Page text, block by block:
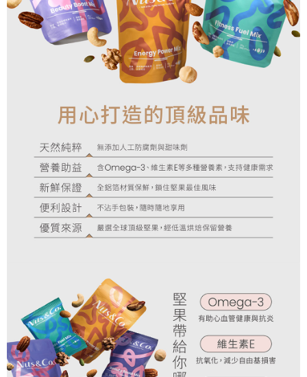
每筆NT$60，滿NT$600(含以上)免運費
付款後7-11取貨
每筆NT$60，滿NT$600(含以上)免運費